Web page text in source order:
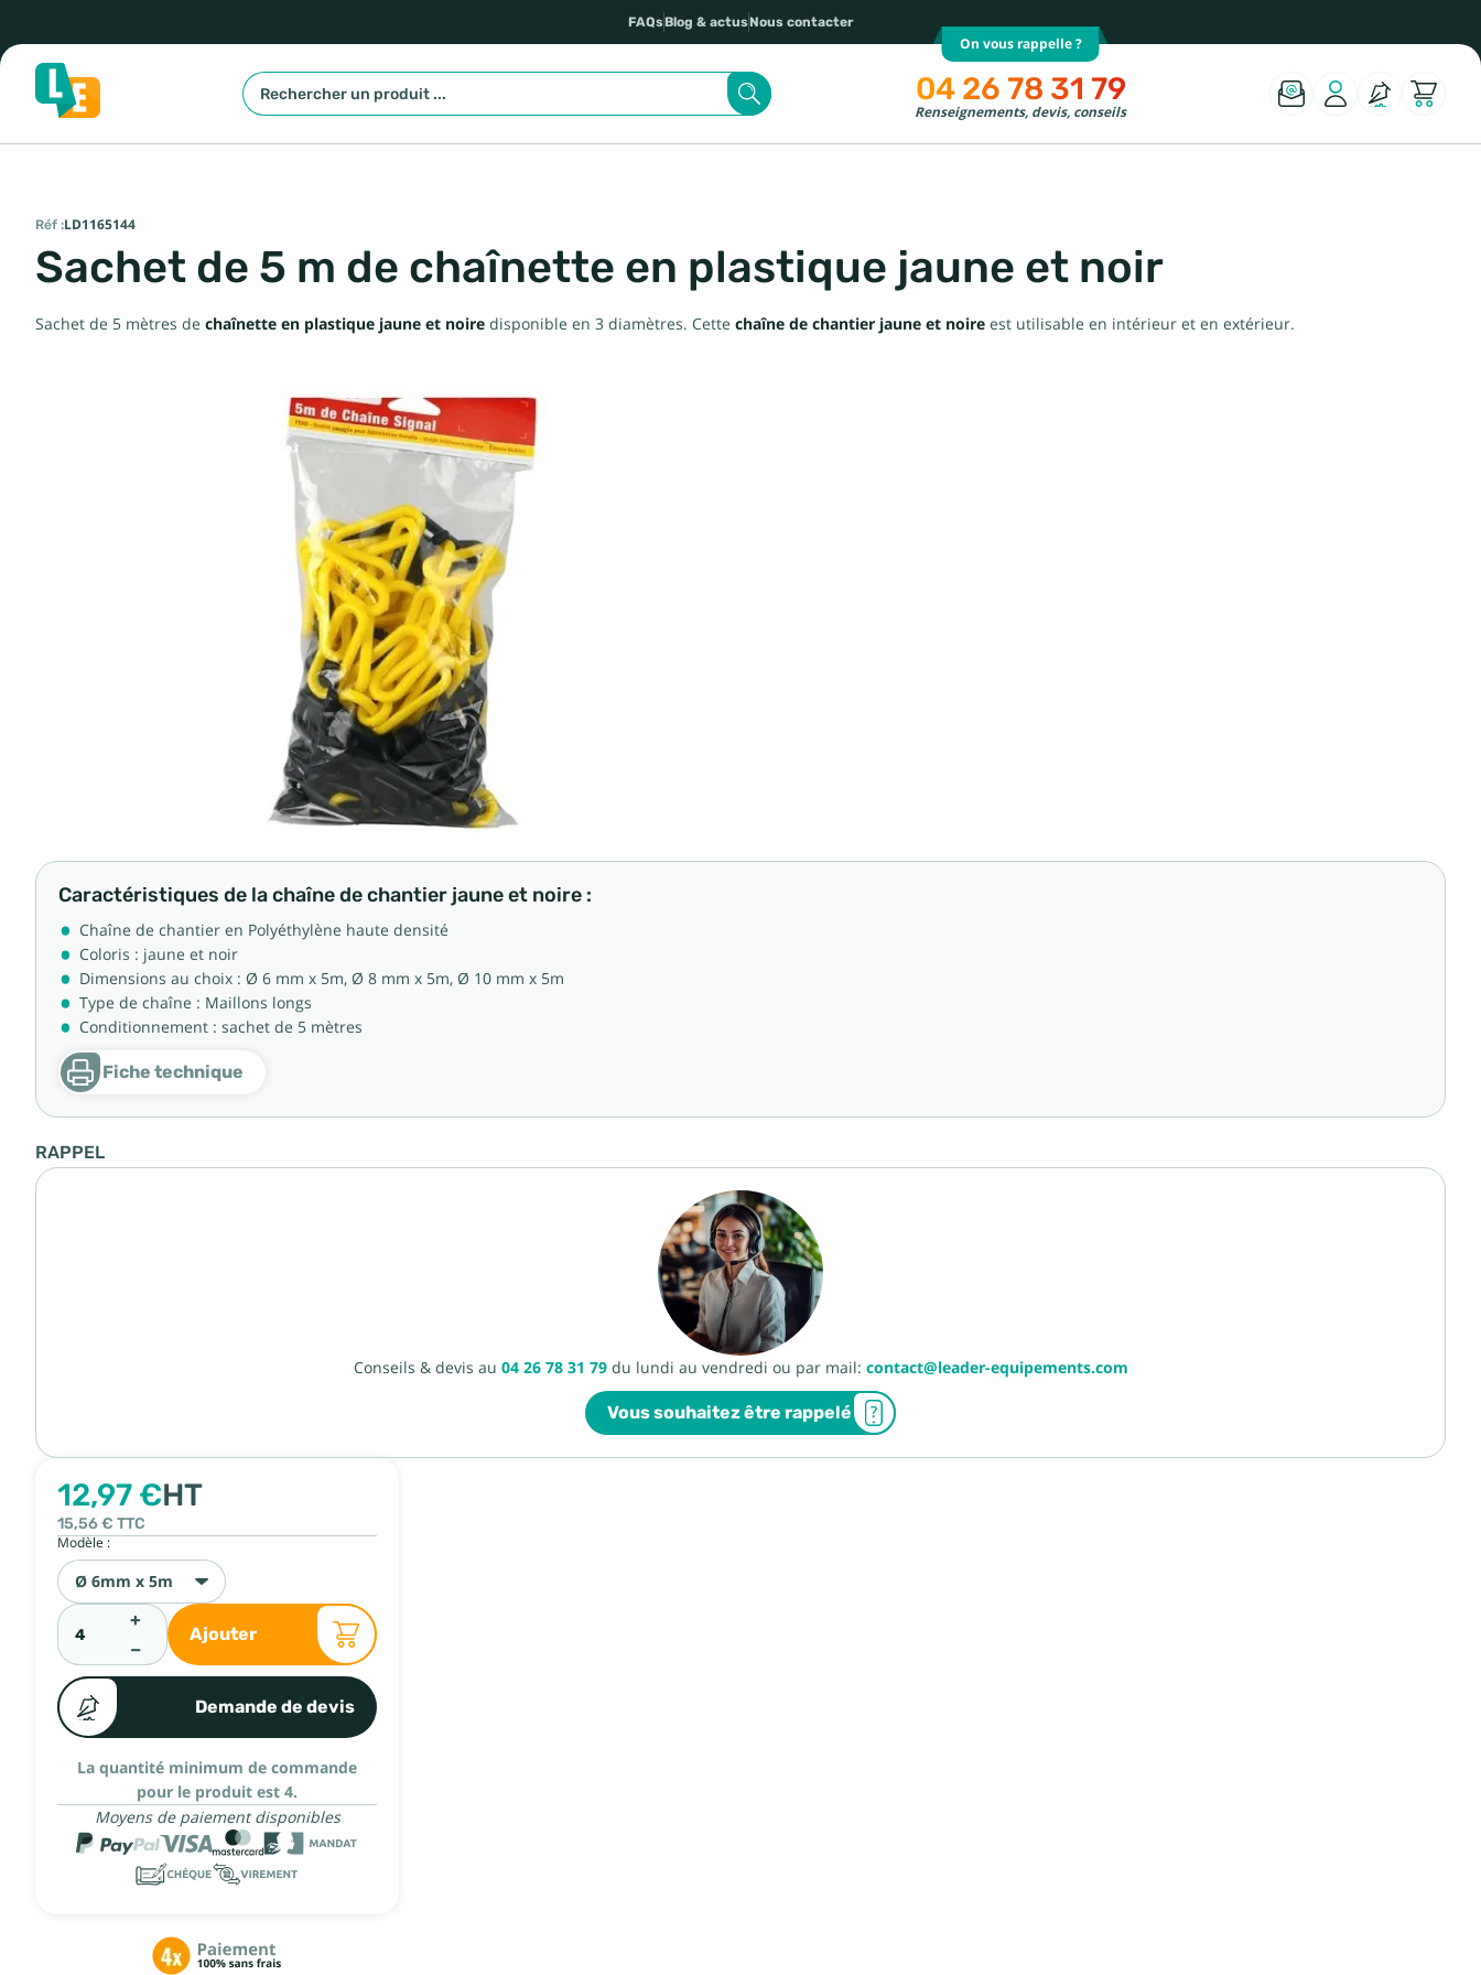
FAQsBlog & actusNous contacter
On vous rappelle ?
04 26 78 31 79
Renseignements, devis, conseils
12,97 €HT
15,56 € TTC
Modèle :
Ø 6mm x 5m
+
−
Ajouter
Demande de devis
La quantité minimum de commande
pour le produit est 4.
Moyens de paiement disponibles
Réf :LD1165144
Sachet de 5 m de chaînette en plastique jaune et noir
Sachet de 5 mètres de chaînette en plastique jaune et noire disponible en 3 diamètres. Cette chaîne de chantier jaune et noire est utilisable en intérieur et en extérieur.
Caractéristiques de la chaîne de chantier jaune et noire :
Chaîne de chantier en Polyéthylène haute densité
Coloris : jaune et noir
Dimensions au choix : Ø 6 mm x 5m, Ø 8 mm x 5m, Ø 10 mm x 5m
Type de chaîne : Maillons longs
Conditionnement : sachet de 5 mètres
Fiche technique
RAPPEL
Conseils & devis au 04 26 78 31 79du lundi au vendredi ou par mail: contact@leader-equipements.com
Vous souhaitez être rappelé